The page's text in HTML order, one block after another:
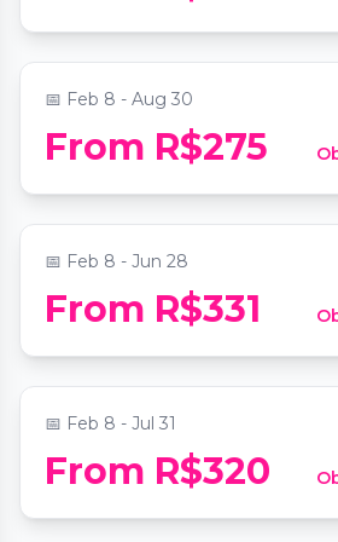
📍noPorto Espaço Lounge
📅 Feb 8 - Aug 30
From R$275
Experiência Gastronômica
NoPorto Gastrobar
📍noPorto Espaço Lounge
📅 Feb 8 - Jun 28
From R$331
Carnes e Vinhos do
📍noPorto Espaço Lounge
📅 Feb 8 - Jul 31
From R$320